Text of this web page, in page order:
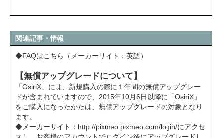
関連記事・情報
◆FAQはこちら（メーカーサイト：英語）
【無償アップグレードについて】
「OsiriX」には、新規購入の際に１年間の無償アップグレー
ドが含まれていますので、2015年10月6日以降に「OsiriX」
をご購入になったかたは、無償アップグレードの対象となり
ます。
◆ メーカーサイト：http://pixmeo.pixmeo.com/login/にアクセ